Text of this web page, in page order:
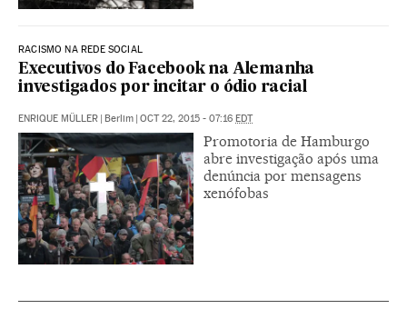
RACISMO NA REDE SOCIAL
Executivos do Facebook na Alemanha
investigados por incitar o ódio racial
ENRIQUE MÜLLER Berlim OCT 22, 2015 - 07:16 EDT
Promotoria de Hamburgo
abre investigação após uma
denúncia por mensagens
xenófobas